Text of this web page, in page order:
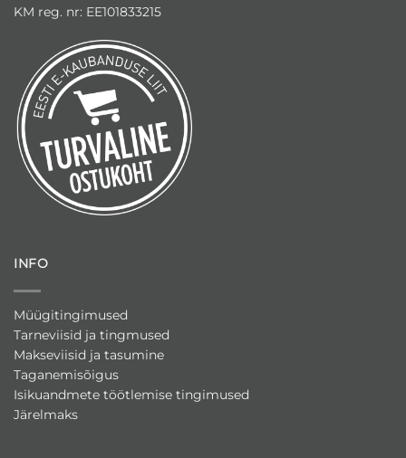
KM reg. nr: EE101833215
INFO
Müügitingimused
Tarneviisid ja tingmused
Makseviisid ja tasumine
Taganemisõigus
Isikuandmete töötlemise tingimused
Järelmaks